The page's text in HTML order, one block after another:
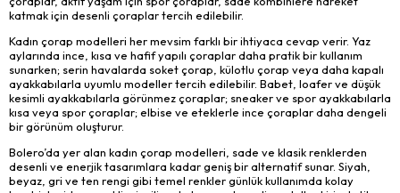
katmak için desenli çoraplar tercih edilebilir.
Kadın çorap modelleri her mevsim farklı bir ihtiyaca cevap verir. Yaz
aylarında ince, kısa ve hafif yapılı çoraplar daha pratik bir kullanım
sunarken; serin havalarda soket çorap, külotlu çorap veya daha kapalı
ayakkabılarla uyumlu modeller tercih edilebilir. Babet, loafer ve düşük
kesimli ayakkabılarla görünmez çoraplar; sneaker ve spor ayakkabılarla
kısa veya spor çoraplar; elbise ve eteklerle ince çoraplar daha dengeli
bir görünüm oluşturur.
Bolero’da yer alan kadın çorap modelleri, sade ve klasik renklerden
desenli ve enerjik tasarımlara kadar geniş bir alternatif sunar. Siyah,
beyaz, gri ve ten rengi gibi temel renkler günlük kullanımda kolay